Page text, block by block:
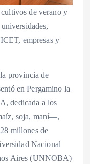
de verano y
empresas y
provincia de
en Pergamino la
dedicada a los
soja, maní—,
millones de
Nacional
Aires (UNNOBA)